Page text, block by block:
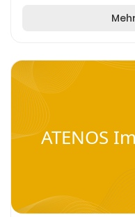
ATENOS